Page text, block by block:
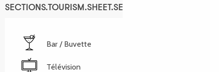
SECTIONS.TOURISM.SHEET.SERVICES
Bar / Buvette
Télévision